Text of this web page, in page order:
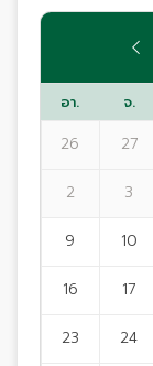
อา. จ.
26 27
2 3
9 10
16 17
23 24